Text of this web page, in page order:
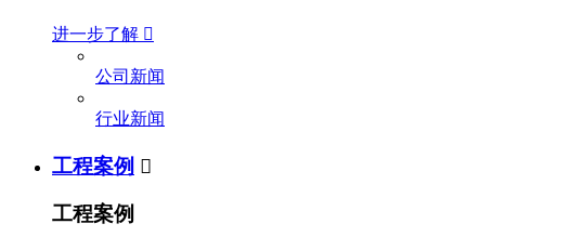
进一步了解 
公司新闻
行业新闻
工程案例 
工程案例